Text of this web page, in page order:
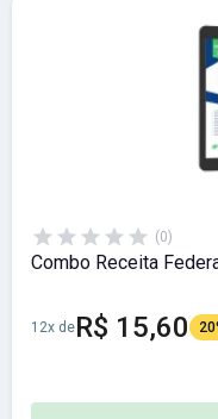
(0)
Combo Receita
12x deR$ 15,60